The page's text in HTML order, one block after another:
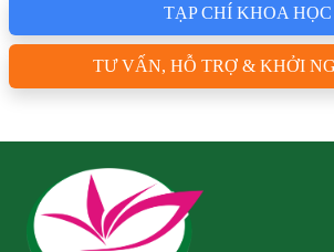
TẠP CHÍ KHOA HỌC
TƯ VẤN, HỖ TRỢ & KHỞI